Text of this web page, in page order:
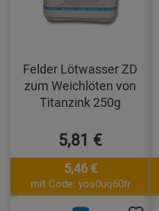
Felder Lötwasser ZD
zum Weichlöten von
Titanzink 250g
5,81 €
5,46 €
mit Code: yos0uq60fr